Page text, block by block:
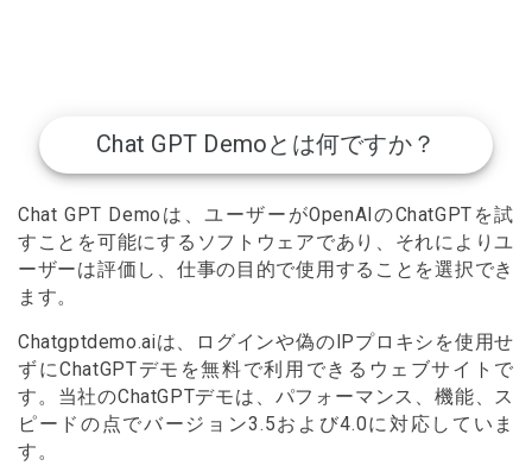
Chat GPT Demoとは何ですか？
Chat GPT Demoは、ユーザーがOpenAIのChatGPTを試
すことを可能にするソフトウェアであり、それによりユ
ーザーは評価し、仕事の目的で使用することを選択でき
ます。
Chatgptdemo.aiは、ログインや偽のIPプロキシを使用せ
ずにChatGPTデモを無料で利用できるウェブサイトで
す。当社のChatGPTデモは、パフォーマンス、機能、ス
ピードの点でバージョン3.5および4.0に対応していま
す。